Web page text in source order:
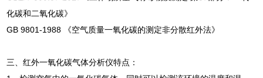
化碳和二氧化碳》
GB 9801-1988 《空气质量一氧化碳的测定非分散红外法》
三、红外一氧化碳气体分析仪特点：